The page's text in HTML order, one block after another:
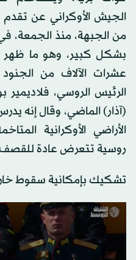
الجيش الأوكراني عن
من الجبهة، منذ
بشكل كبير، وهو ما
عشرات الآلاف من
الرئيس الروسي،
(آذار) الماضي، وقال إنه
الأراضي الأوكرانية
روسية تتعرض عادة للقصف
تشكيك بإمكانية سقوط